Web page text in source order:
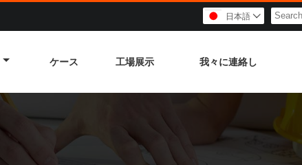
日本語 
ケース 工場展示 我々に連絡し